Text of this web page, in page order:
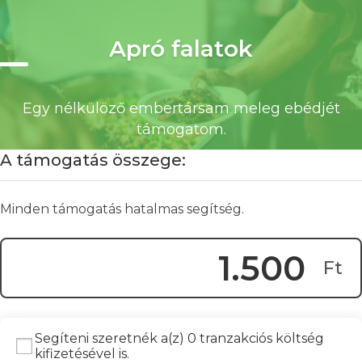
Apró falatok
Egy nélkülöző embertársam meleg ebédjét
támogatom.
A támogatás összege:
Minden támogatás hatalmas segítség.
Donation Amount:
1.500 Ft
Segíteni szeretnék a(z) 0 tranzakciós költség
kifizetésével is.